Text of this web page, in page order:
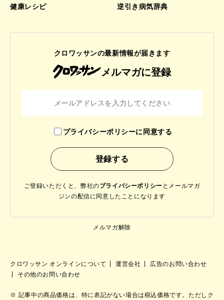
健康レシピ
逆引き病気辞典
クロワッサンの最新情報が届きます
メルマガに登録
プライバシーポリシーに同意する
ご登録いただくと、弊社のプライバシーポリシー と メールマガ
ジンの配信に同意したことになります
メルマガ解除
クロワッサン オンラインについて 運営会社
広告のお問い合わせ
その他のお問い合わせ
記事中の商品価格は、特に表記がない場合は税込価格です。ただしク